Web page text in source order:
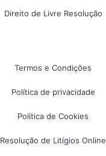
Direito de Livre Resolução
Termos e Condições
Política de privacidade
Política de Cookies
Resolução de Litígios Online